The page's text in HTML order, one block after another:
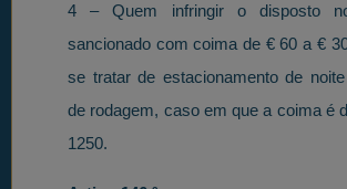
4 – Quem infringir o disposto
sancionado com coima de € 60 a €
se tratar de estacionamento de
de rodagem, caso em que a coima é
1250.